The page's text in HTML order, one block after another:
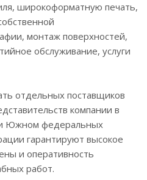
широкоформатную печать,
монтаж поверхностей,
обслуживание, услуги
отдельных поставщиков
компании в
Южном федеральных
гарантируют высокое
и оперативность
работ.